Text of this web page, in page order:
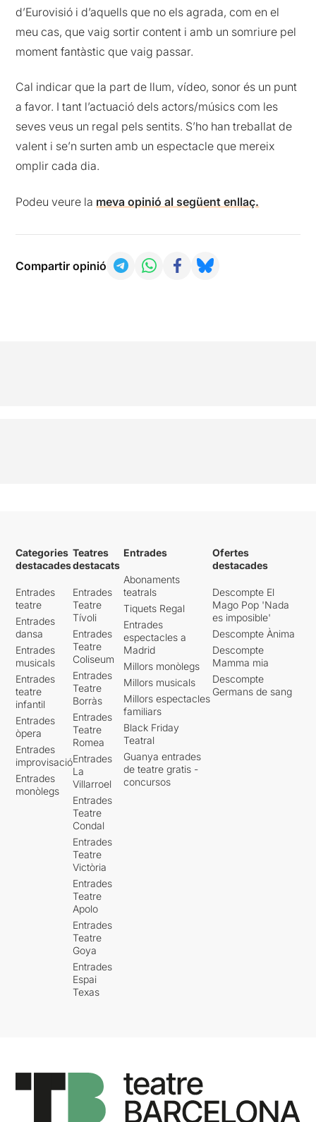
d’Eurovisió i d’aquells que no els agrada, com en el
meu cas, que vaig sortir content i amb un somriure pel
moment fantàstic que vaig passar.
Cal indicar que la part de llum, vídeo, sonor és un punt
a favor. I tant l’actuació dels actors/músics com les
seves veus un regal pels sentits. S’ho han treballat de
valent i se’n surten amb un espectacle que mereix
omplir cada dia.
Podeu veure la meva opinió al següent enllaç.
Compartir opinió
Categories
destacades
Entrades
teatre
Entrades
dansa
Entrades
musicals
Entrades
teatre
infantil
Entrades
òpera
Entrades
improvisació
Entrades
monòlegs
Teatres
destacats
Entrades
Teatre
Tívoli
Entrades
Teatre
Coliseum
Entrades
Teatre
Borràs
Entrades
Teatre
Romea
Entrades
La
Villarroel
Entrades
Teatre
Condal
Entrades
Teatre
Victòria
Entrades
Teatre
Apolo
Entrades
Teatre
Goya
Entrades
Espai
Texas
Entrades
Abonaments
teatrals
Tiquets Regal
Entrades
espectacles a
Madrid
Millors monòlegs
Millors musicals
Millors espectacles
familiars
Black Friday
Teatral
Guanya entrades
de teatre gratis -
concursos
Ofertes
destacades
Descompte El
Mago Pop 'Nada
es imposible'
Descompte Ànima
Descompte
Mamma mia
Descompte
Germans de sang